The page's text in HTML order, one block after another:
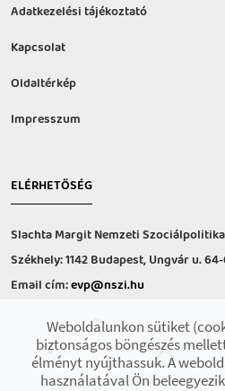
Adatkezelési tájékoztató
Kapcsolat
Oldaltérkép
Impresszum
ELÉRHETŐSÉG
Slachta Margit Nemzeti
Székhely: 1142 Budapest, Ungvár u.
Email cím:evp@nszi.hu
hétfő-csütörtök: 8:00-16:00
péntek: 8:00-14.00
Weboldalunkon sütiket
biztonságos böngészés
élményt nyújthassuk. A
használatával Ön